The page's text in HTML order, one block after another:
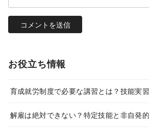
お役立ち情報
育成就労制度で必要な講習とは？技能実
解雇は絶対できない？特定技能と非自発